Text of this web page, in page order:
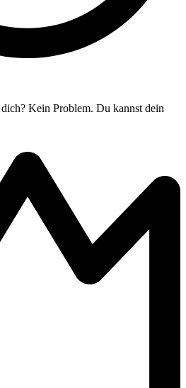
Kein Problem. Du kannst dein